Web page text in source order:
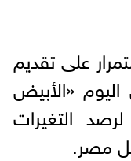
على تقديم
«الأبيض
لرصد التغيرات
مصر.